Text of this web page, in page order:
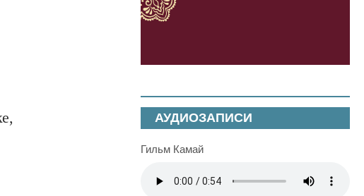
АУДИОЗАПИСИ
Гильм Камай